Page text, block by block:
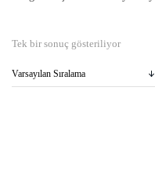
Tek bir sonuç gösteriliyor